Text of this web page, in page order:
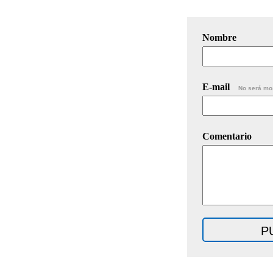
Nombre
E-mail No será
Comentario